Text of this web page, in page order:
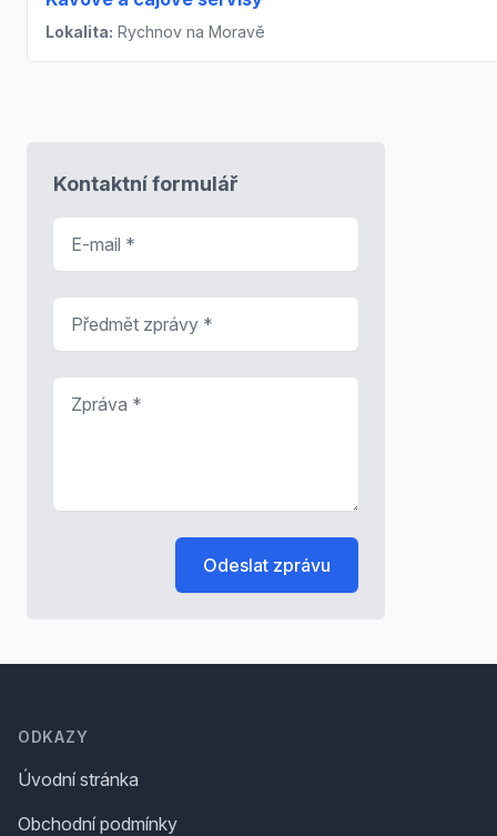
Lokalita: Rychnov na Moravě
Kontaktní formulář
Odeslat zprávu
ODKAZY
Úvodní stránka
Obchodní podmínky